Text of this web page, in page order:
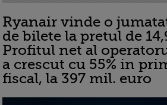
Ryanair vinde o
de bilete la pretul de
Profitul net al
a crescut cu 55% in
fiscal, la 397 mil. euro